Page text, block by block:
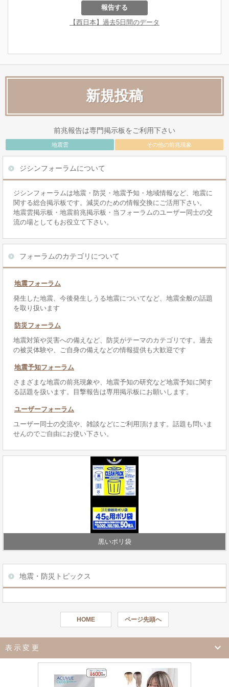
新規投稿
前兆報告は専門掲示板をご利用下さい
地震雲 その他の前兆現象
ジシンフォーラムについて
ジシンフォーラムは地震・防災・地震予知・地域情報など、地震に
関する総合掲示板です。減災のための情報交換にご活用下さい。
地震雲掲示板・地震前兆掲示板・当フォーラムのユーザー同士の交
流の場としてもお役立て下さい。
フォーラムのカテゴリについて
地震フォーラム
発生した地震、今後発生しうる地震についてなど、地震全般の話題
を取り扱います
防災フォーラム
地震対策や災害への備えなど、防災がテーマのカテゴリです。過去
の被災体験や、ご自身の備えなどの情報提供も大歓迎です
地震予知フォーラム
さまざまな地震の前兆現象や、地震予知の研究など地震予知に関す
る話題を扱います。目撃報告は専用掲示板にお願いします。
ユーザーフォーラム
ユーザー同士の交流や、雑談などにご利用頂けます。話題も問いま
せんのでご自由にお使い下さい。
黒いポリ袋
地震・防災トピックス
HOME ページ先頭へ
表示変更